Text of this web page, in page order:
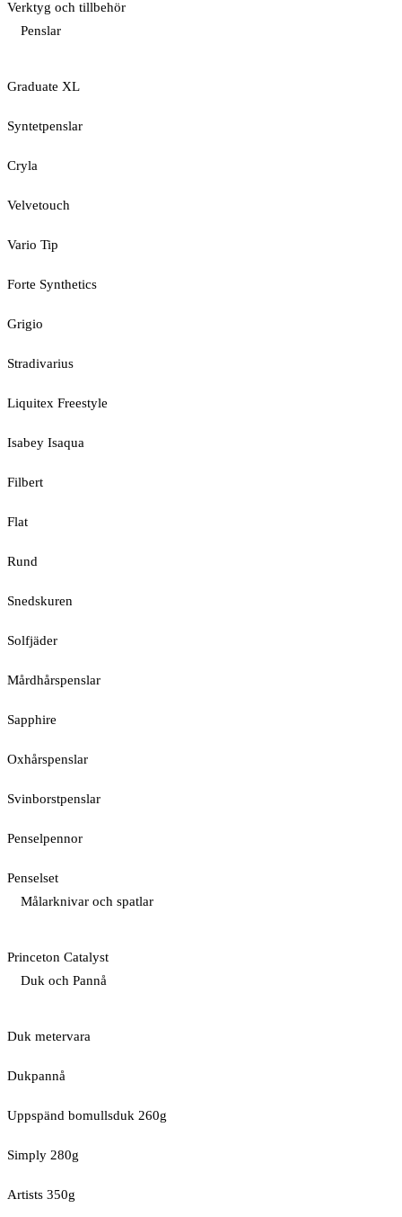
Verktyg och tillbehör
Penslar
Graduate XL
Syntetpenslar
Cryla
Velvetouch
Vario Tip
Forte Synthetics
Grigio
Stradivarius
Liquitex Freestyle
Isabey Isaqua
Filbert
Flat
Rund
Snedskuren
Solfjäder
Mårdhårspenslar
Sapphire
Oxhårspenslar
Svinborstpenslar
Penselpennor
Penselset
Målarknivar och spatlar
Princeton Catalyst
Duk och Pannå
Duk metervara
Dukpannå
Uppspänd bomullsduk 260g
Simply 280g
Artists 350g